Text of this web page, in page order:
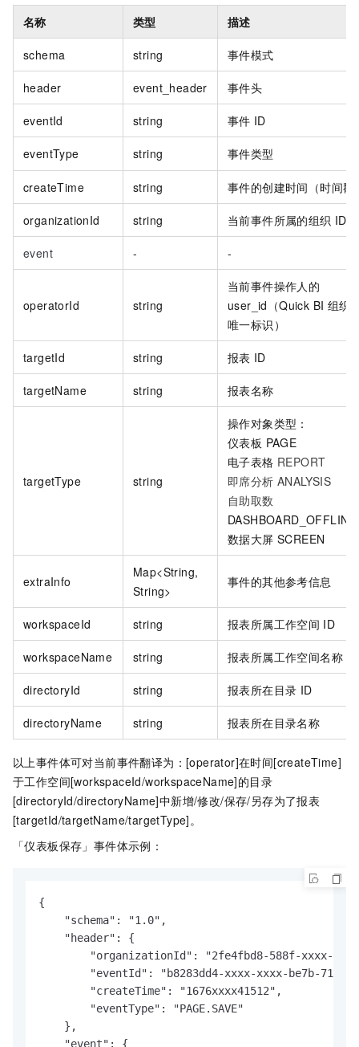
名称 类型 描述
schema string 事件模式
header event_header 事件头
eventId string 事件 ID
eventType string 事件类型
createTime string 事件的创建时间（时间戳
organizationId string 当前事件所属的组织 ID
event - -
operatorId string
当前事件操作人的
user_id（Quick BI 组织
唯一标识）
targetId string 报表 ID
targetName string 报表名称
targetType string
操作对象类型：
仪表板 PAGE
电子表格 REPORT
即席分析 ANALYSIS
自助取数
数据大屏 SCREEN
extraInfo
Map<String,
String>
事件的其他参考信息
workspaceId string 报表所属工作空间 ID
workspaceName string 报表所属工作空间名称
directoryId string 报表所在目录 ID
directoryName string 报表所在目录名称
以上事件体可对当前事件翻译为：[operator]在时间[createTime]
于工作空间[workspaceId/workspaceName]的目录
[directoryId/directoryName]中新增/修改/保存/另存为了报表
[targetId/targetName/targetType]。
「仪表板保存」事件体示例：
{
    "schema": "1.0",
    "header": {
"organizationId": "2fe4fbd8-588f-xxxx-
"eventId": "b8283dd4-xxxx-xxxx-be7b-
        "createTime": "1676xxxx41512",
        "eventType": "PAGE.SAVE"
    },
    "event": {